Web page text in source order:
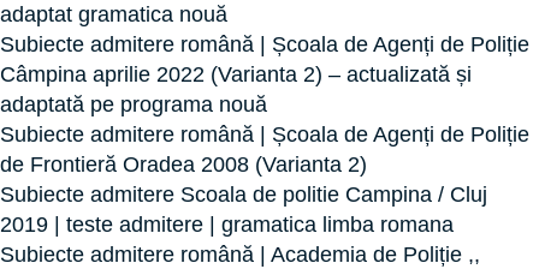
adaptat gramatica nouă
Subiecte admitere română | Școala de Agenți de Poliție
Câmpina aprilie 2022 (Varianta 2) – actualizată și
adaptată pe programa nouă
Subiecte admitere română | Școala de Agenți de Poliție
de Frontieră Oradea 2008 (Varianta 2)
Subiecte admitere Scoala de politie Campina / Cluj
2019 | teste admitere | gramatica limba romana
Subiecte admitere română | Academia de Poliție ,,